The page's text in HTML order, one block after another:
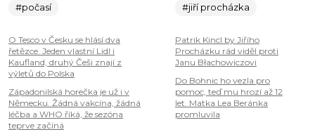
#počasí
O Tesco v Česku se hlásí dva
řetězce. Jeden vlastní Lidl i
Kaufland, druhý Češi znají z
výletů do Polska
Západonilská horečka je už i v
Německu. Žádná vakcína, žádná
léčba a WHO říká, že sezóna
teprve začíná
#jiří procházka
Patrik Kincl by Jiřího
Procházku rád viděl proti
Janu Błachowiczovi
Do Bohnic ho vezla pro
pomoc, teď mu hrozí až 12
let. Matka Lea Beránka
promluvila